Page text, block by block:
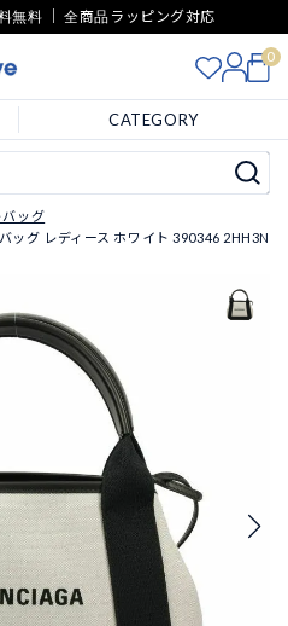
無料 ｜ 全商品ラッピング対応
0
CATEGORY
バッグ
ッグ レディース ホワイト 390346 2HH3N